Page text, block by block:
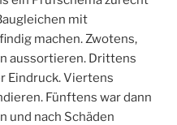
mit
machen. Zwotens,
aussortieren. Drittens
Eindruck. Viertens
Fünftens war dann
und nach Schäden